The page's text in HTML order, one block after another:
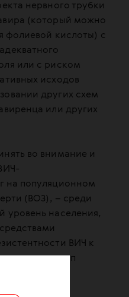
нервного трубки
(который можно
фолиевой кислоты) с
или с риском
исходов
других схем
или других
во внимание и
на популяционном
(ВОЗ), – среди
уровень населения,
ВИЧ к
и доступ